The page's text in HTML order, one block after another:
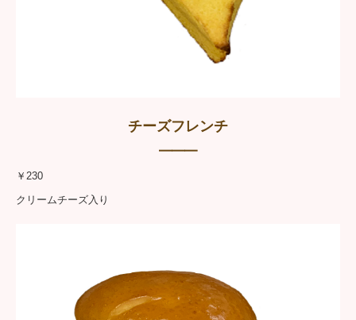
チーズフレンチ
━━━
￥230
クリームチーズ入り